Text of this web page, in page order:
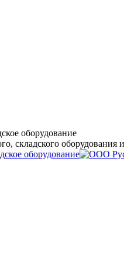
оборудование
складского оборудования